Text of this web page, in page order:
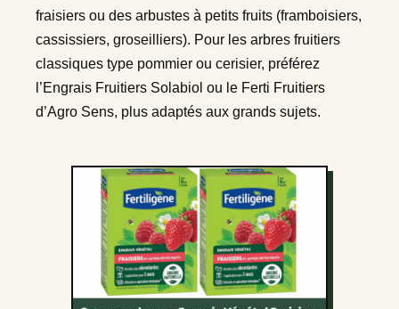
fraisiers ou des arbustes à petits fruits (framboisiers,
cassissiers, groseilliers). Pour les arbres fruitiers
classiques type pommier ou cerisier, préférez
l’Engrais Fruitiers Solabiol ou le Ferti Fruitiers
d’Agro Sens, plus adaptés aux grands sujets.